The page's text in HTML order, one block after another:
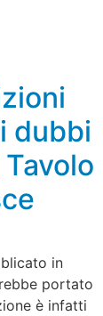
dubbi
in
portato
è infatti